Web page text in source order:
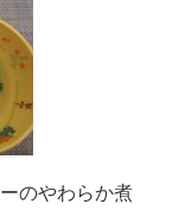
のやわらか煮